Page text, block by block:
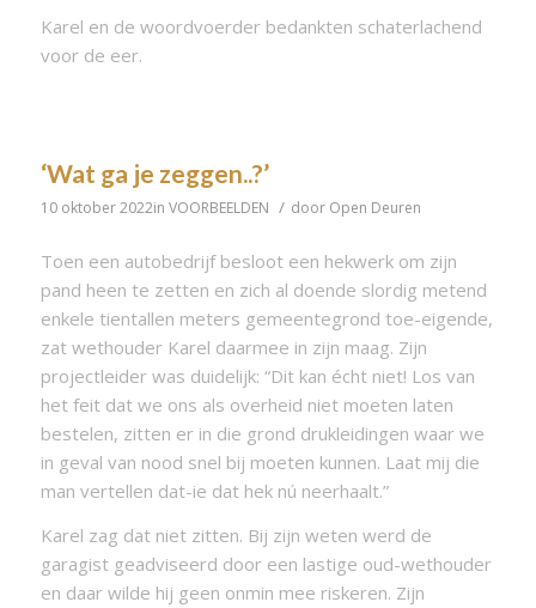
Karel en de woordvoerder bedankten schaterlachend
voor de eer.
‘Wat ga je zeggen..?’
10 oktober 2022in VOORBEELDEN / door Open Deuren
Toen een autobedrijf besloot een hekwerk om zijn
pand heen te zetten en zich al doende slordig metend
enkele tientallen meters gemeentegrond toe-eigende,
zat wethouder Karel daarmee in zijn maag. Zijn
projectleider was duidelijk: “Dit kan écht niet! Los van
het feit dat we ons als overheid niet moeten laten
bestelen, zitten er in die grond drukleidingen waar we
in geval van nood snel bij moeten kunnen. Laat mij die
man vertellen dat-ie dat hek nú neerhaalt.”
Karel zag dat niet zitten. Bij zijn weten werd de
garagist geadviseerd door een lastige oud-wethouder
en daar wilde hij geen onmin mee riskeren. Zijn